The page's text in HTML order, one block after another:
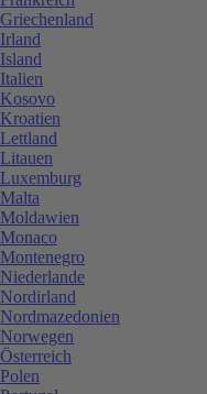
Griechenland
Irland
Island
Italien
Kosovo
Kroatien
Lettland
Litauen
Luxemburg
Malta
Moldawien
Monaco
Montenegro
Niederlande
Nordirland
Nordmazedonien
Norwegen
Österreich
Polen